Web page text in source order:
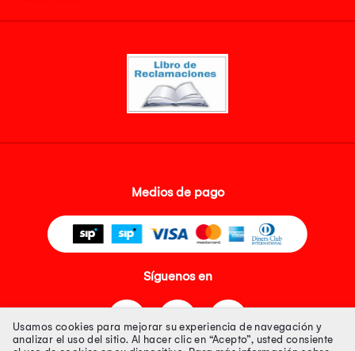
Medios de pago
Síguenos en
Usamos cookies para mejorar su experiencia de navegación y
analizar el uso del sitio. Al hacer clic en “Acepto”, usted consiente